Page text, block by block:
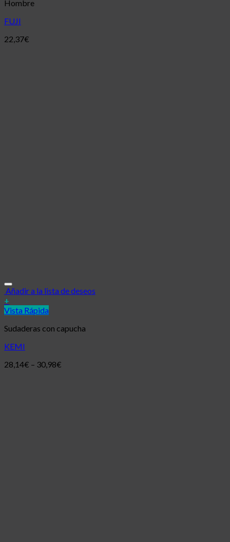
Hombre
FUJI
22,37€
Añadir a la lista de deseos
+
Vista Rápida
Sudaderas con capucha
KEMI
28,14€ – 30,98€